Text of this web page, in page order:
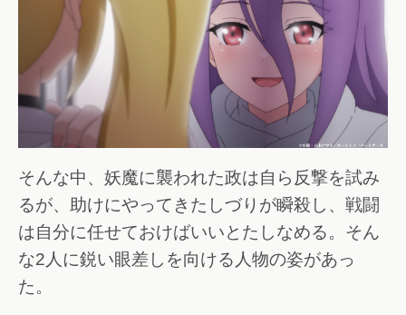
そんな中、妖魔に襲われた政は自ら反撃を試み
るが、助けにやってきたしづりが瞬殺し、戦闘
は自分に任せておけばいいとたしなめる。そん
な2人に鋭い眼差しを向ける人物の姿があっ
た。